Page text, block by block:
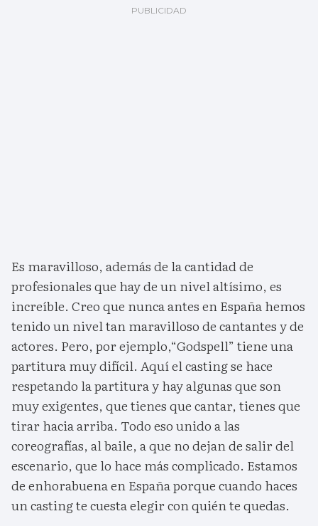
Es maravilloso, además de la cantidad de
profesionales que hay de un nivel altísimo, es
increíble. Creo que nunca antes en España hemos
tenido un nivel tan maravilloso de cantantes y de
actores. Pero, por ejemplo,“Godspell” tiene una
partitura muy difícil. Aquí el casting se hace
respetando la partitura y hay algunas que son
muy exigentes, que tienes que cantar, tienes que
tirar hacia arriba. Todo eso unido a las
coreografías, al baile, a que no dejan de salir del
escenario, que lo hace más complicado. Estamos
de enhorabuena en España porque cuando haces
un casting te cuesta elegir con quién te quedas.